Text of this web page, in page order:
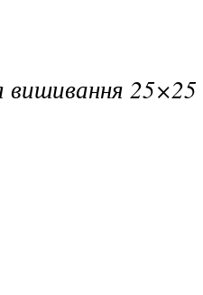
вишивання 25×25